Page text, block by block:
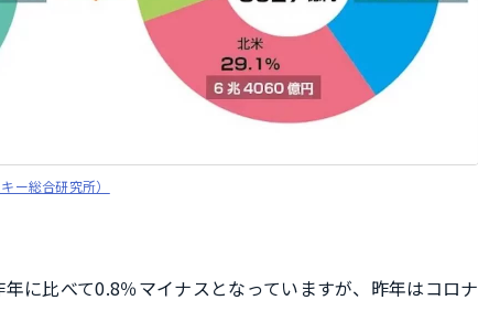
ー総合研究所）
に比べて0.8％マイナスとなっていますが、昨年はコロナ